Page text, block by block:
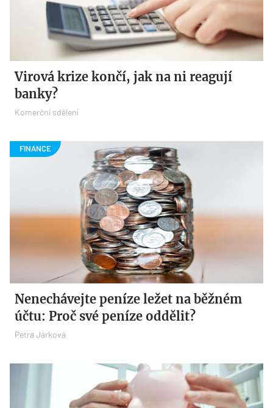
Virová krize končí, jak na ni reagují
banky?
Komerční sdělení
Nenechávejte peníze ležet na běžném
účtu: Proč své peníze oddělit?
Petra Járková